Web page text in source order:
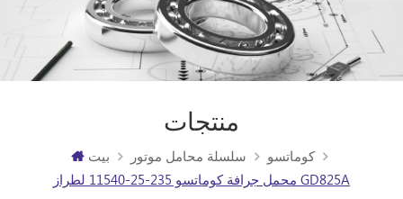
منتجات
بيت سلسلة محامل موتور
كوماتسو
محمل جرافة كوماتسو 235-25-11540 لطراز GD825A